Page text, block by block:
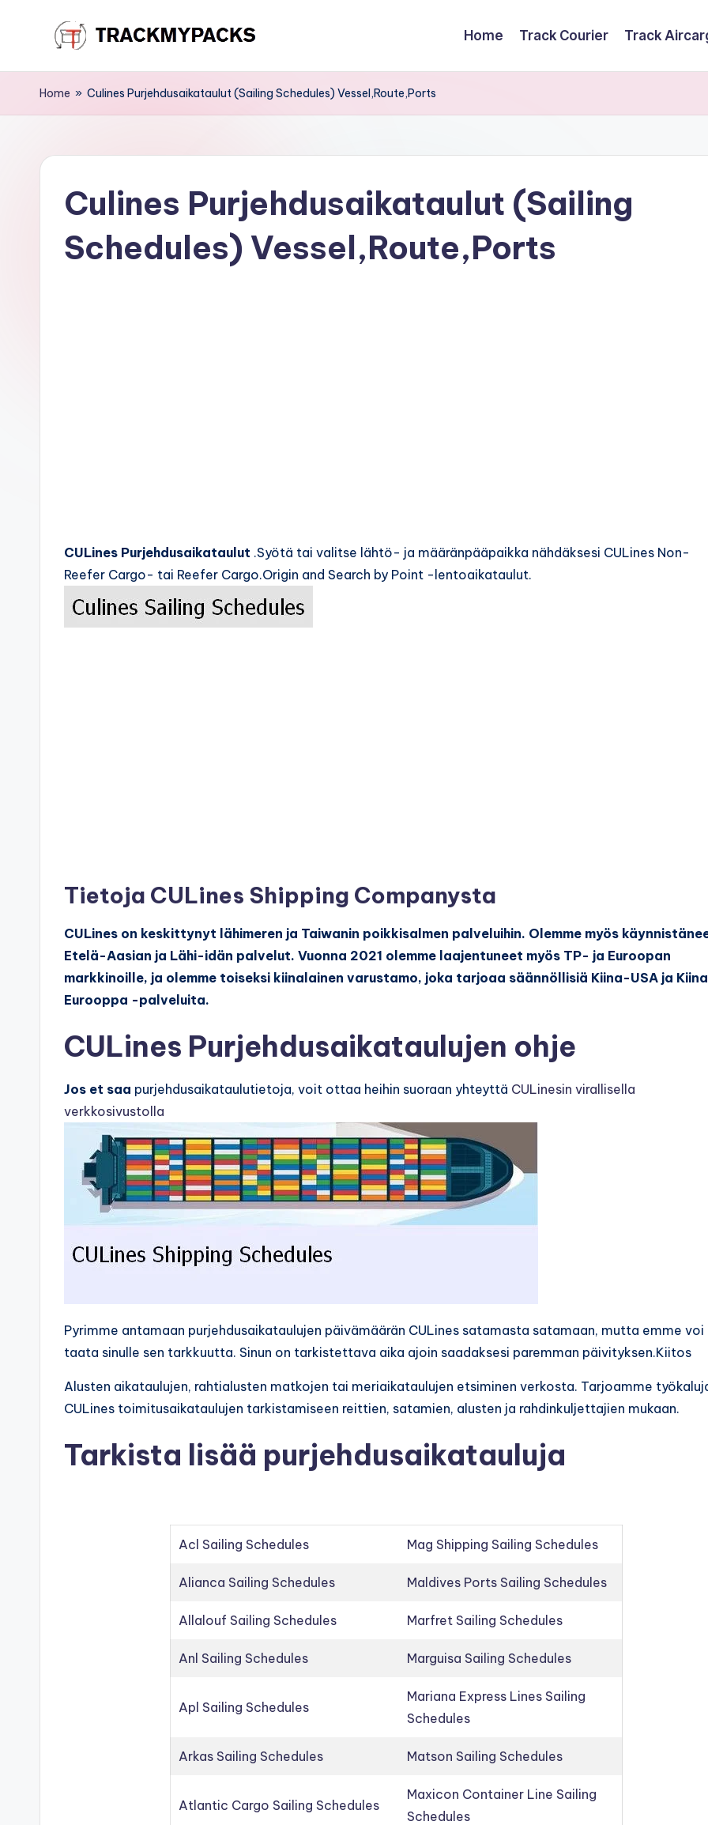
content
T
r
c
M
Home Track Courier Track
Home » Culines Purjehdusaikataulut (Sailing Schedules) Vessel,Route,Ports
Culines Purjehdusaikataulut (Sailing
Schedules) Vessel,Route,Ports
CULines Purjehdusaikataulut .Syötä tai valitse lähtö- ja määränpääpaikka nähdäksesi CULines Non-
Reefer Cargo- tai Reefer Cargo.Origin and Search by Point -lentoaikataulut.
Tietoja CULines Shipping Companysta
CULines on keskittynyt lähimeren ja Taiwanin poikkisalmen palveluihin. Olemme myös
Etelä-Aasian ja Lähi-idän palvelut. Vuonna 2021 olemme laajentuneet myös TP- ja Euroopan
markkinoille, ja olemme toiseksi kiinalainen varustamo, joka tarjoaa säännöllisiä Kiina-USA ja
Eurooppa -palveluita.
CULines Purjehdusaikataulujen ohje
Jos et saa purjehdusaikataulutietoja, voit ottaa heihin suoraan yhteyttä CULinesin virallisella
verkkosivustolla
Pyrimme antamaan purjehdusaikataulujen päivämäärän CULines satamasta satamaan, mutta emme voi
taata sinulle sen tarkkuutta. Sinun on tarkistettava aika ajoin saadaksesi paremman päivityksen.Kiitos
Alusten aikataulujen, rahtialusten matkojen tai meriaikataulujen etsiminen verkosta. Tarjoamme
CULines toimitusaikataulujen tarkistamiseen reittien, satamien, alusten ja rahdinkuljettajien mukaan.
Tarkista lisää purjehdusaikatauluja
Acl Sailing Schedules Mag Shipping Sailing Schedules
Alianca Sailing Schedules Maldives Ports Sailing Schedules
Allalouf Sailing Schedules Marfret Sailing Schedules
Anl Sailing Schedules Marguisa Sailing Schedules
Apl Sailing Schedules
Mariana Express Lines Sailing
Schedules
Arkas Sailing Schedules Matson Sailing Schedules
Atlantic Cargo Sailing Schedules
Maxicon Container Line Sailing
Schedules